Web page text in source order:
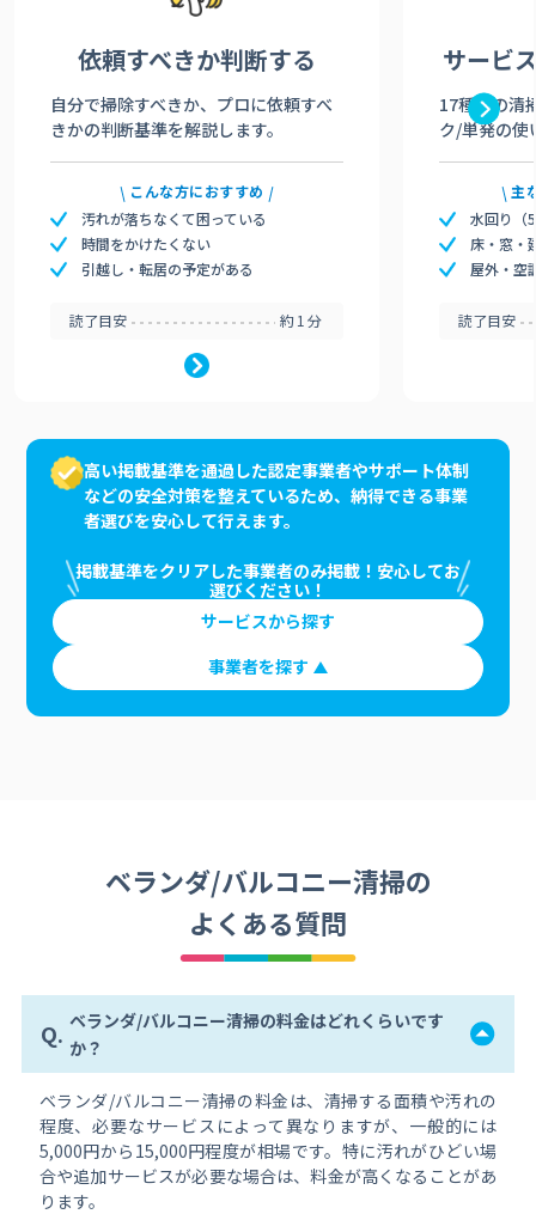
依頼すべきか判断する
自分で掃除すべきか、プロに依頼すべ
きかの判断基準を解説します。
こんな方におすすめ
汚れが落ちなくて困っている
時間をかけたくない
引越し・転居の予定がある
読了目安 約1分
サービ
17種類の清
ク/単発の使
主
水回り（
床・窓・
屋外・空
読了目安
高い掲載基準を通過した認定事業者やサポート体制
などの安全対策を整えているため、納得できる事業
者選びを安心して行えます。
掲載基準をクリアした事業者のみ掲載！安心してお
選びください！
サービスから探す
事業者を探す
ベランダ/バルコニー清掃の
よくある質問
Q. ベランダ/バルコニー清掃の料金はどれくらいです
か？
ベランダ/バルコニー清掃の料金は、清掃する面積や汚れの
程度、必要なサービスによって異なりますが、一般的には
5,000円から15,000円程度が相場です。特に汚れがひどい場
合や追加サービスが必要な場合は、料金が高くなることがあ
ります。